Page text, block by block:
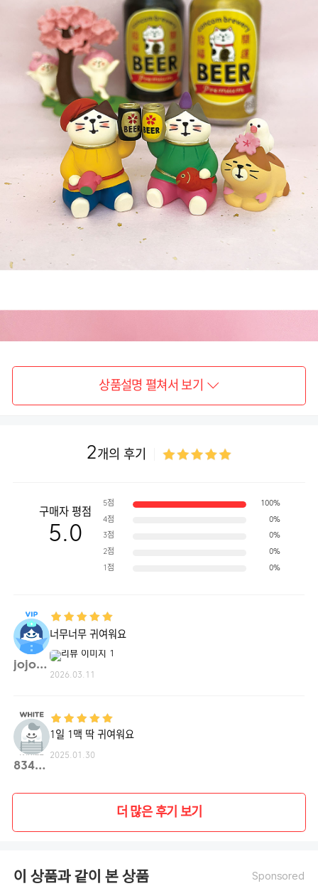
상품설명 펼쳐서 보기
2개의 후기
구매자 평점
5.0
5점 100%
4점 0%
3점 0%
2점 0%
1점 0%
jojo**
너무너무 귀여워요
2026.03.11
83428**
1일 1맥 딱 귀여워요
2025.01.30
더 많은 후기 보기
이 상품과 같이 본 상품 Sponsored